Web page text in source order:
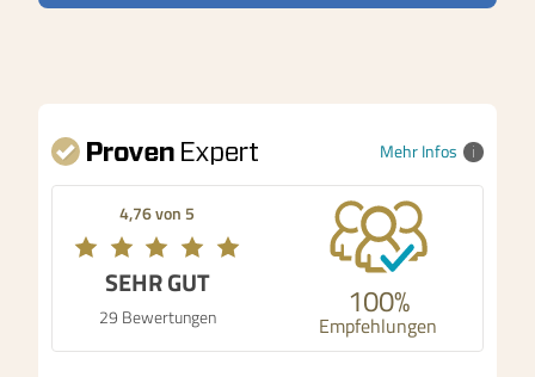
Mehr Infos
4,76 von 5
SEHR GUT
29 Bewertungen 100%
Empfehlungen